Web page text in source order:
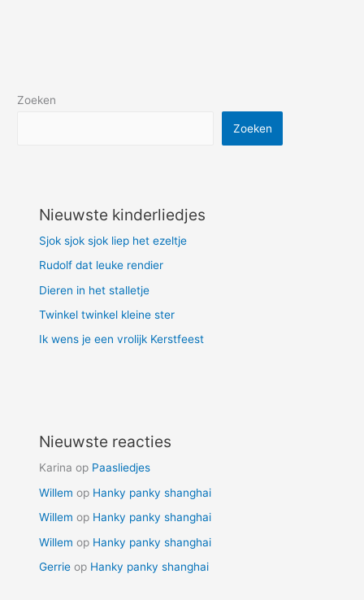
Zoeken
Zoeken
Nieuwste kinderliedjes
Sjok sjok sjok liep het ezeltje
Rudolf dat leuke rendier
Dieren in het stalletje
Twinkel twinkel kleine ster
Ik wens je een vrolijk Kerstfeest
Nieuwste reacties
Karina op Paasliedjes
Willem op Hanky panky shanghai
Willem op Hanky panky shanghai
Willem op Hanky panky shanghai
Gerrie op Hanky panky shanghai